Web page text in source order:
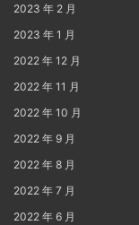
2023 年 2 月
2023 年 1 月
2022 年 12 月
2022 年 11 月
2022 年 10 月
2022 年 9 月
2022 年 8 月
2022 年 7 月
2022 年 6 月